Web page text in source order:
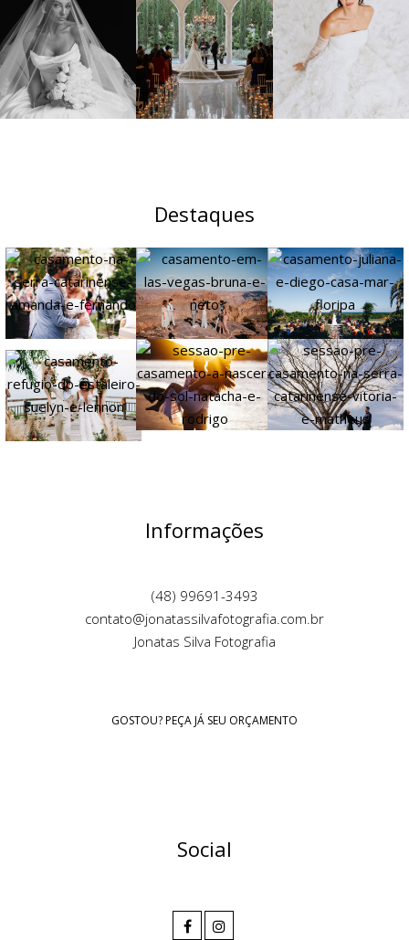
Destaques
Informações
(48) 99691-3493
contato@jonatassilvafotografia.com.br
Jonatas Silva Fotografia
GOSTOU? PEÇA JÁ SEU ORÇAMENTO
Social